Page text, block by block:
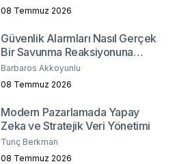
08 Temmuz 2026
Güvenlik Alarmları Nasıl Gerçek
Bir Savunma Reaksiyonuna
Dönüşür ?
Barbaros Akkoyunlu
08 Temmuz 2026
Modern Pazarlamada Yapay
Zeka ve Stratejik Veri Yönetimi
Tunç Berkman
08 Temmuz 2026